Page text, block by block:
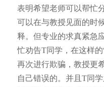
表明希望老师可以帮忙
可以在与教授见面的时
释。但专业的求真紧急
忙劝告T同学，在这样
再次进行欺骗，教授更
自己错误的。并且T同